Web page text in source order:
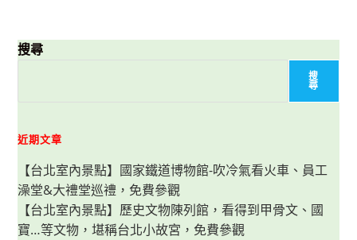
搜尋
搜
尋
近期文章
【台北室內景點】國家鐵道博物館-吹冷氣看火車、員工
澡堂&大禮堂巡禮，免費參觀
【台北室內景點】歷史文物陳列館，看得到甲骨文、國
寶…等文物，堪稱台北小故宮，免費參觀